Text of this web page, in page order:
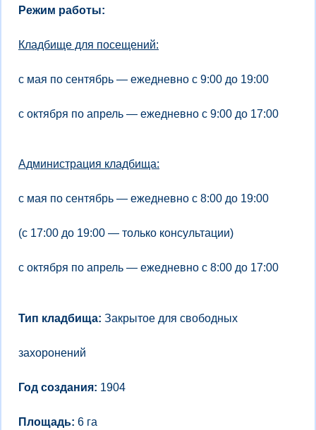
Режим работы:
Кладбище для посещений:
с мая по сентябрь — ежедневно с 9:00 до 19:00
с октября по апрель — ежедневно с 9:00 до 17:00
Администрация кладбища:
с мая по сентябрь — ежедневно с 8:00 до 19:00
(с 17:00 до 19:00 — только консультации)
с октября по апрель — ежедневно с 8:00 до 17:00
Тип кладбища: Закрытое для свободных
захоронений
Год создания: 1904
Площадь: 6 га